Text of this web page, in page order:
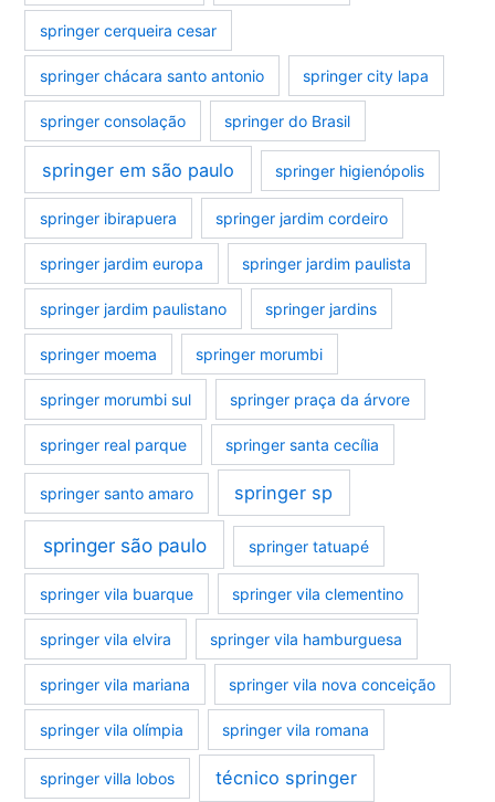
springer cerqueira cesar
springer chácara santo antonio springer city lapa
springer consolação springer do Brasil
springer em são paulo springer higienópolis
springer ibirapuera springer jardim cordeiro
springer jardim europa springer jardim paulista
springer jardim paulistano springer jardins
springer moema springer morumbi
springer morumbi sul springer praça da árvore
springer real parque springer santa cecília
springer santo amaro springer sp
springer são paulo springer tatuapé
springer vila buarque springer vila clementino
springer vila elvira springer vila hamburguesa
springer vila mariana springer vila nova conceição
springer vila olímpia springer vila romana
springer villa lobos técnico springer